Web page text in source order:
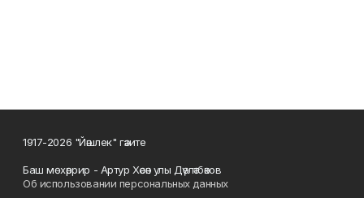
1917-2026 "Йәшлек" гәзите
Баш мөхәррир - Артур Хәсән улы Дәүләтбәков
Об использовании персональных данных